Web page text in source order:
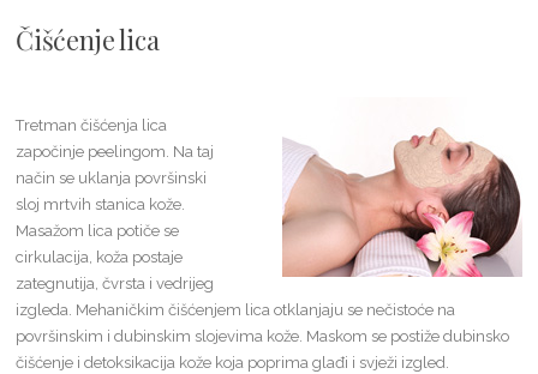
Čišćenje lica
Tretman čišćenja lica
započinje peelingom. Na taj
način se uklanja površinski
sloj mrtvih stanica kože.
Masažom lica potiče se
cirkulacija, koža postaje
zategnutija, čvrsta i vedrijeg
izgleda. Mehaničkim čišćenjem lica otklanjaju se nečistoće na
površinskim i dubinskim slojevima kože. Maskom se postiže dubinsko
čišćenje i detoksikacija kože koja poprima glađi i svježi izgled.